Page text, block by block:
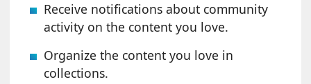
Receive notifications about community
activity on the content you love.
Organize the content you love in
collections.